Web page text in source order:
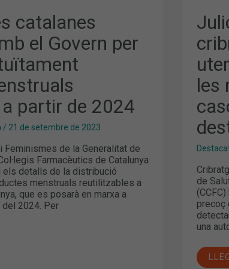
catalanes
el Govern per
partir de 2024
/ 21 de setembre de 2023
Feminismes de la Generalitat de
Farmacèutics de Catalunya
els detalls de la distribució
menstruals reutilitzables a
que es posarà en marxa a
2024. Per
les
de
precoç
una
DE
MÉS